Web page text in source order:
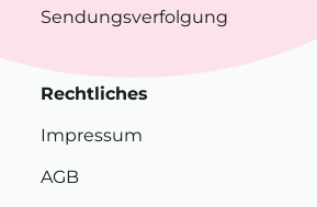
Sendungsverfolgung
Rechtliches
Impressum
AGB